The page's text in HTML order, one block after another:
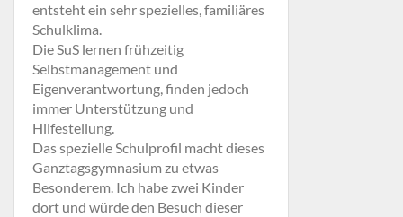
entsteht ein sehr spezielles, familiäres
Schulklima.
Die SuS lernen frühzeitig
Selbstmanagement und
Eigenverantwortung, finden jedoch
immer Unterstützung und
Hilfestellung.
Das spezielle Schulprofil macht dieses
Ganztagsgymnasium zu etwas
Besonderem. Ich habe zwei Kinder
dort und würde den Besuch dieser